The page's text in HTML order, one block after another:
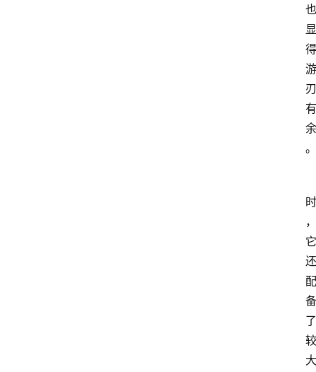
也
显
得
游
刃
有
余
。
时
，
它
还
配
备
了
较
大